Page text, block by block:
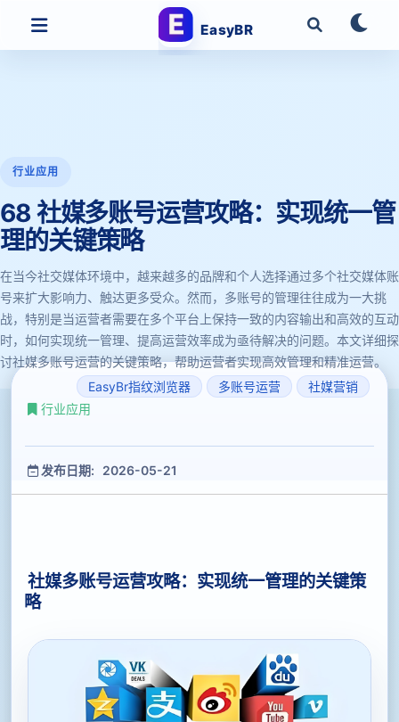
EasyBR
行业应用
68 社媒多账号运营攻略：实现统一管
理的关键策略
在当今社交媒体环境中，越来越多的品牌和个人选择通过多个社交媒体账
号来扩大影响力、触达更多受众。然而，多账号的管理往往成为一大挑
战，特别是当运营者需要在多个平台上保持一致的内容输出和高效的互动
时，如何实现统一管理、提高运营效率成为亟待解决的问题。本文详细探
讨社媒多账号运营的关键策略，帮助运营者实现高效管理和精准运营。
EasyBr指纹浏览器
多账号运营
社媒营销
行业应用
发布日期: 2026-05-21
社媒多账号运营攻略：实现统一管理的关键策
略